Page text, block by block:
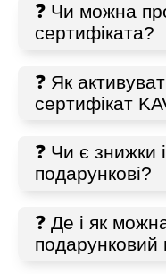
❓ Чи можна
сертифіката?
❓ Як
сертифікат
❓ Чи є знижки
подарункові?
❓ Де і як
подарунковий